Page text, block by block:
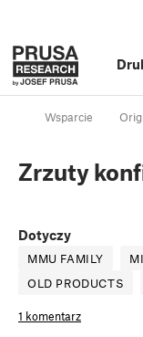
Wsparcie
Zrzuty
Dotyczy
MMU FAMILY
OLD PRODUCTS
1 komentarz